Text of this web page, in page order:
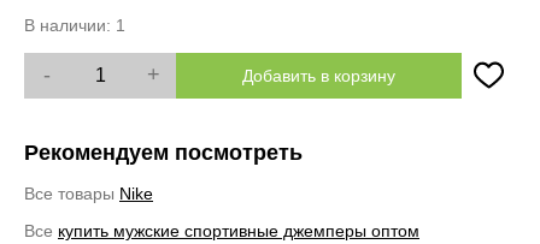
В наличии: 1
- + Добавить в корзину
Рекомендуем посмотреть
Все товары Nike
Все купить мужские спортивные джемперы оптом